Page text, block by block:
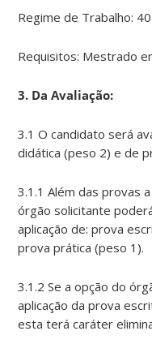
Regime de Trabalho:
Requisitos: Mestrado
3. Da Avaliação:
3.1 O candidato será
didática (peso 2) e de
3.1.1 Além das provas
órgão solicitante
aplicação de: prova
prova prática (peso 1).
3.1.2 Se a opção do
aplicação da prova
esta terá caráter